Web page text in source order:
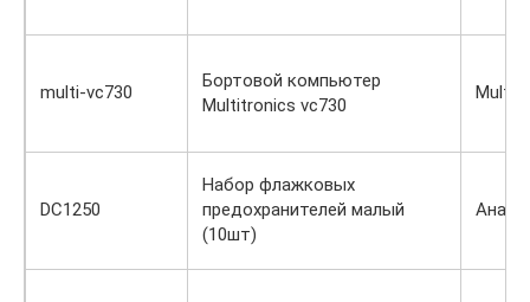
multi-vc730
Бортовой компьютер
Multitronics vc730
DC1250
Набор флажковых
предохранителей малый
(10шт)